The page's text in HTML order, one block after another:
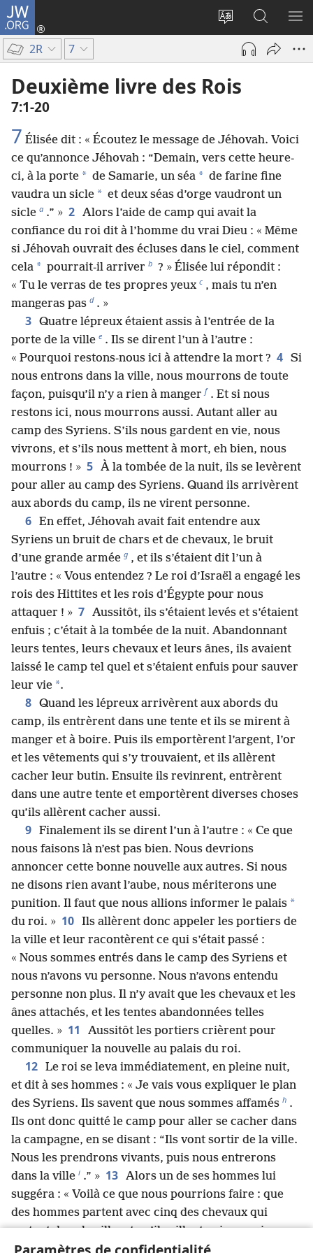
JW.ORG
Changer
langue
du
site
Se
connecter
nouvelle
fenêtre)
sur
JW.ORG
2R 7
Deuxième livre des Rois
7​:​1-20
7 Élisée dit : « Écoutez le message de Jéhovah. Voici
ce qu’annonce Jéhovah : “Demain, vers cette heure-
ci, à la porte * de Samarie, un séa * de farine fine
vaudra un sicle * et deux séas d’orge vaudront un
sicle a .” » 2 Alors l’aide de camp qui avait la
confiance du roi dit à l’homme du vrai Dieu : « Même
si Jéhovah ouvrait des écluses dans le ciel, comment
cela * pourrait-il arriver b ? » Élisée lui répondit :
« Tu le verras de tes propres yeux c , mais tu n’en
mangeras pas d . »
3 Quatre lépreux étaient assis à l’entrée de la
porte de la ville e . Ils se dirent l’un à l’autre :
« Pourquoi restons-nous ici à attendre la mort ? 4 Si
nous entrons dans la ville, nous mourrons de toute
façon, puisqu’il n’y a rien à manger f . Et si nous
restons ici, nous mourrons aussi. Autant aller au
camp des Syriens. S’ils nous gardent en vie, nous
vivrons, et s’ils nous mettent à mort, eh bien, nous
mourrons ! » 5 À la tombée de la nuit, ils se levèrent
pour aller au camp des Syriens. Quand ils arrivèrent
aux abords du camp, ils ne virent personne.
6 En effet, Jéhovah avait fait entendre aux
Syriens un bruit de chars et de chevaux, le bruit
d’une grande armée g , et ils s’étaient dit l’un à
l’autre : « Vous entendez ? Le roi d’Israël a engagé les
rois des Hittites et les rois d’Égypte pour nous
attaquer ! » 7 Aussitôt, ils s’étaient levés et s’étaient
enfuis ; c’était à la tombée de la nuit. Abandonnant
leurs tentes, leurs chevaux et leurs ânes, ils avaient
laissé le camp tel quel et s’étaient enfuis pour sauver
leur vie *.
8 Quand les lépreux arrivèrent aux abords du
camp, ils entrèrent dans une tente et ils se mirent à
manger et à boire. Puis ils emportèrent l’argent, l’or
et les vêtements qui s’y trouvaient, et ils allèrent
cacher leur butin. Ensuite ils revinrent, entrèrent
dans une autre tente et emportèrent diverses choses
qu’ils allèrent cacher aussi.
9 Finalement ils se dirent l’un à l’autre : « Ce que
nous faisons là n’est pas bien. Nous devrions
annoncer cette bonne nouvelle aux autres. Si nous
ne disons rien avant l’aube, nous mériterons une
punition. Il faut que nous allions informer le palais *
du roi. » 10 Ils allèrent donc appeler les portiers de
la ville et leur racontèrent ce qui s’était passé :
« Nous sommes entrés dans le camp des Syriens et
nous n’avons vu personne. Nous n’avons entendu
personne non plus. Il n’y avait que les chevaux et les
ânes attachés, et les tentes abandonnées telles
quelles. » 11
Aussitôt les portiers crièrent pour
communiquer la nouvelle au palais du roi.
12 Le roi se leva immédiatement, en pleine nuit,
et dit à ses hommes : « Je vais vous expliquer le plan
des Syriens. Ils savent que nous sommes affamés h .
Ils ont donc quitté le camp pour aller se cacher dans
la campagne, en se disant : “Ils vont sortir de la ville.
Nous les prendrons vivants, puis nous entrerons
dans la ville i .” » 13 Alors un de ses hommes lui
suggéra : « Voilà ce que nous pourrions faire : que
des hommes partent avec cinq des chevaux qui
restent dans la ville, et qu’ils aillent voir ce qui se
passe réellement. S’ils se font tuer, ce ne sera pas